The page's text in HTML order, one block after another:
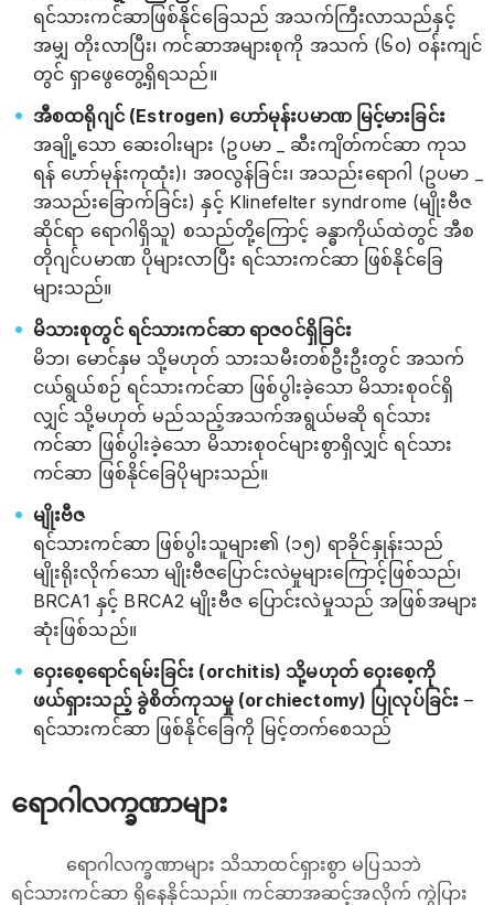
ရင်သားကင်ဆာဖြစ်နိုင်ခြေသည် အသက်ကြီးလာသည်နှင့်
အမျှ တိုးလာပြီး၊ ကင်ဆာအများစုကို အသက် (၆၀) ဝန်းကျင်
တွင် ရှာဖွေတွေ့ရှိရသည်။
အီစထရိုဂျင် (Estrogen) ဟော်မုန်းပမာဏ မြင့်မားခြင်း
အချို့သော ဆေးဝါးများ (ဥပမာ _ ဆီးကျိတ်ကင်ဆာ ကုသ
ရန် ဟော်မုန်းကုထုံး)၊ အဝလွန်ခြင်း၊ အသည်းရောဂါ (ဥပမာ _
အသည်းခြောက်ခြင်း) နှင့် Klinefelter syndrome (မျိုးဗီဇ
ဆိုင်ရာ ရောဂါရှိသူ) စသည်တို့ကြောင့် ခန္ဓာကိုယ်ထဲတွင် အီစ
တိုဂျင်ပမာဏ ပိုများလာပြီး ရင်သားကင်ဆာ ဖြစ်နိုင်ခြေ
များသည်။
မိသားစုတွင် ရင်သားကင်ဆာ ရာဇဝင်ရှိခြင်း
မိဘ၊ မောင်နှမ သို့မဟုတ် သားသမီးတစ်ဦးဦးတွင် အသက်
ငယ်ရွယ်စဉ် ရင်သားကင်ဆာ ဖြစ်ပွါးခဲ့သော မိသားစုဝင်ရှိ
လျှင် သို့မဟုတ် မည်သည့်အသက်အရွယ်မဆို ရင်သား
ကင်ဆာ ဖြစ်ပွါးခဲ့သော မိသားစုဝင်များစွာရှိလျှင် ရင်သား
ကင်ဆာ ဖြစ်နိုင်ခြေပိုများသည်။
မျိုးဗီဇ
ရင်သားကင်ဆာ ဖြစ်ပွါးသူများ၏ (၁၅) ရာခိုင်နှုန်းသည်
မျိုးရိုးလိုက်သော မျိုးဗီဇပြောင်းလဲမှုများကြောင့်ဖြစ်သည်၊
BRCA1 နှင့် BRCA2 မျိုးဗီဇ ပြောင်းလဲမှုသည် အဖြစ်အများ
ဆုံးဖြစ်သည်။
ဝှေးစေ့ရောင်ရမ်းခြင်း (orchitis) သို့မဟုတ် ဝှေးစေ့ကို
ဖယ်ရှားသည့် ခွဲစိတ်ကုသမှု (orchiectomy) ပြုလုပ်ခြင်း –
ရင်သားကင်ဆာ ဖြစ်နိုင်ခြေကို မြင့်တက်စေသည်
ရောဂါလက္ခဏာများ
ရောဂါလက္ခဏာများ သိသာထင်ရှားစွာ မပြသဘဲ
ရင်သားကင်ဆာ ရှိနေနိုင်သည်။ ကင်ဆာအဆင့်အလိုက် ကွဲပြား